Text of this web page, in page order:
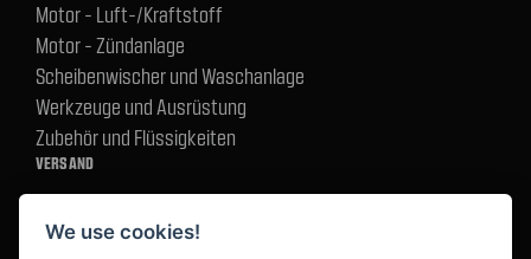
Motor - Luft-/Kraftstoff
Motor - Zündanlage
Scheibenwischer und Waschanlage
Werkzeuge und Ausrüstung
Zubehör und Flüssigkeiten
VERSAND
We use cookies!